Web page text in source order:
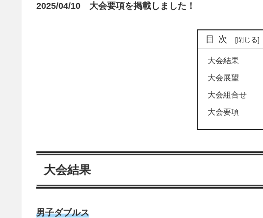
2025/04/10 大会要項を掲載しました！
目次
大会結果
大会展望
大会組合せ
大会要項
大会結果
男子ダブルス